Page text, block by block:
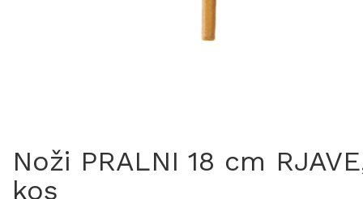
Noži PRALNI 18 cm
kos